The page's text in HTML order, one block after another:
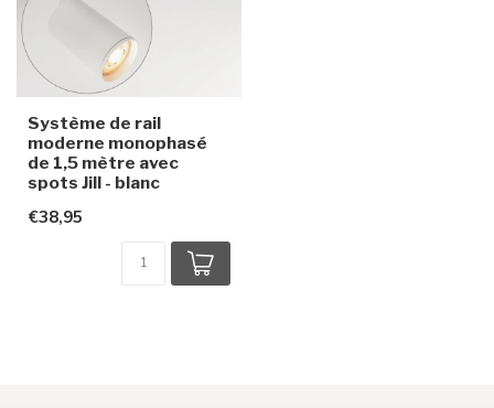
Système de rail
moderne monophasé
de 1,5 mètre avec
spots Jill - blanc
€38,95